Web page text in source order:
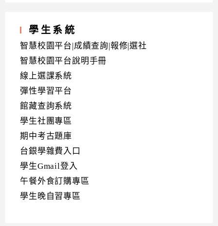
學生系統
智慧校園平台|成績查詢|報修|選社
智慧校園平台說明手冊
線上選課系統
彈性學習平台
館藏查詢系統
學生社團專區
期中考古題庫
台銀學雜費入口
學生Gmail登入
午餐外食訂購專區
學生晚自習專區